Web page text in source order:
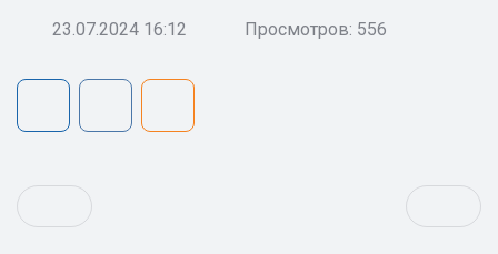
23.07.2024 16:12 Просмотров: 556